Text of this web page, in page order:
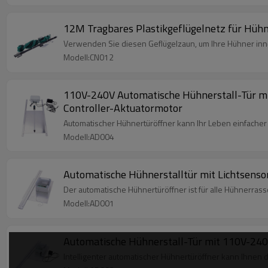
12M Tragbares Plastikgeflügelnetz für
Verwenden Sie diesen Geflügelzaun, um Ihre Hühner
Modell:CN012
110V-240V Automatische Hühnerstall-Tür
Controller-Aktuatormotor
Automatischer Hühnertüröffner kann Ihr Leben
Modell:AD004
Automatische Hühnerstalltür mit
Der automatische Hühnertüröffner ist für alle
Modell:AD001
Automatische Hühnerstall-Tür mit 110V-
Intelligenter automatischer Hühnertüröffner kann